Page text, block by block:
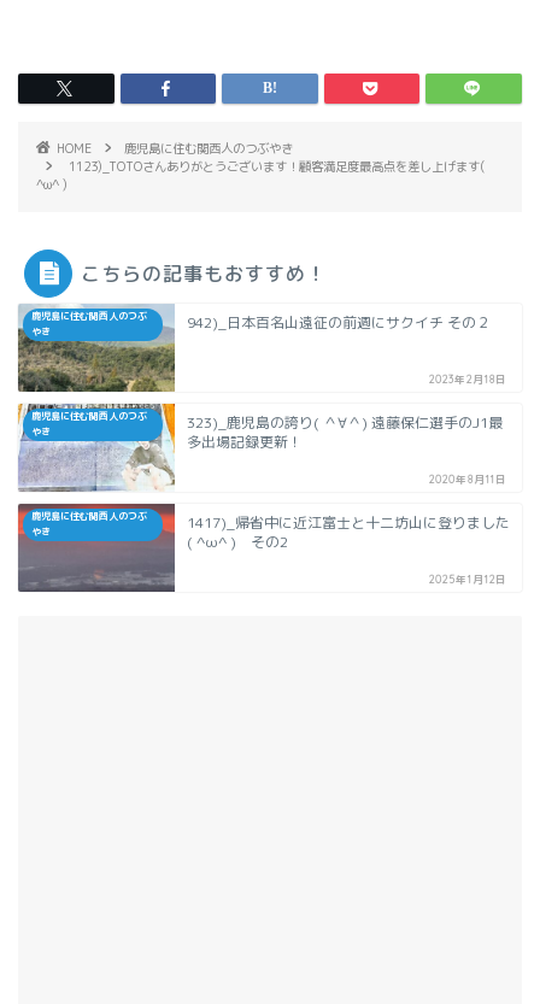
HOME
鹿児島に住む関西人のつぶやき
1123)_TOTOさんありがとうございます！顧客満足度最高点を差し上げます(
^ω^ )
こちらの記事もおすすめ！
鹿児島に住む関西人のつぶ
やき
942)_日本百名山遠征の前週にサクイチ その２
2023年2月18日
鹿児島に住む関西人のつぶ
やき
323)_鹿児島の誇り( ＾∀＾) 遠藤保仁選手のJ1最
多出場記録更新！
2020年8月11日
鹿児島に住む関西人のつぶ
やき
1417)_帰省中に近江富士と十二坊山に登りました
( ^ω^ ) その2
2025年1月12日